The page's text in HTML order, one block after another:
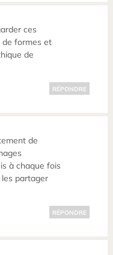
ces
de formes et
de
RÉPONDRE
de
à chaque fois
partager
RÉPONDRE